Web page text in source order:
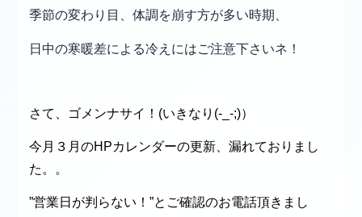
季節の変わり目、体調を崩す方が多い時期、
日中の寒暖差による冷えにはご注意下さいネ！
さて、ゴメンナサイ！(いきなり(-_-;)）
今月３月のHPカレンダーの更新、漏れておりまし
た。。
”営業日が判らない！”とご確認のお電話頂きまし